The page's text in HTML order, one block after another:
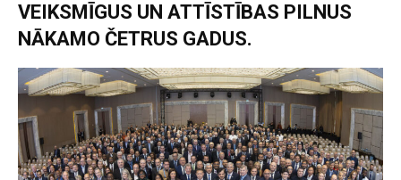
VEIKSMĪGUS UN ATTĪSTĪBAS PILNUS
NĀKAMO ČETRUS GADUS.